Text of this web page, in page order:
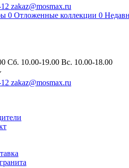
zakaz@mosmax.ru
0 Отложенные коллекции 0
Сб. 10.00-19.00 Вс. 10.00-18.00
zakaz@mosmax.ru